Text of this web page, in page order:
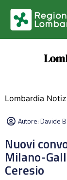
Lombardia
Autore:Davide
Nuovi
Milano-
Ceresio